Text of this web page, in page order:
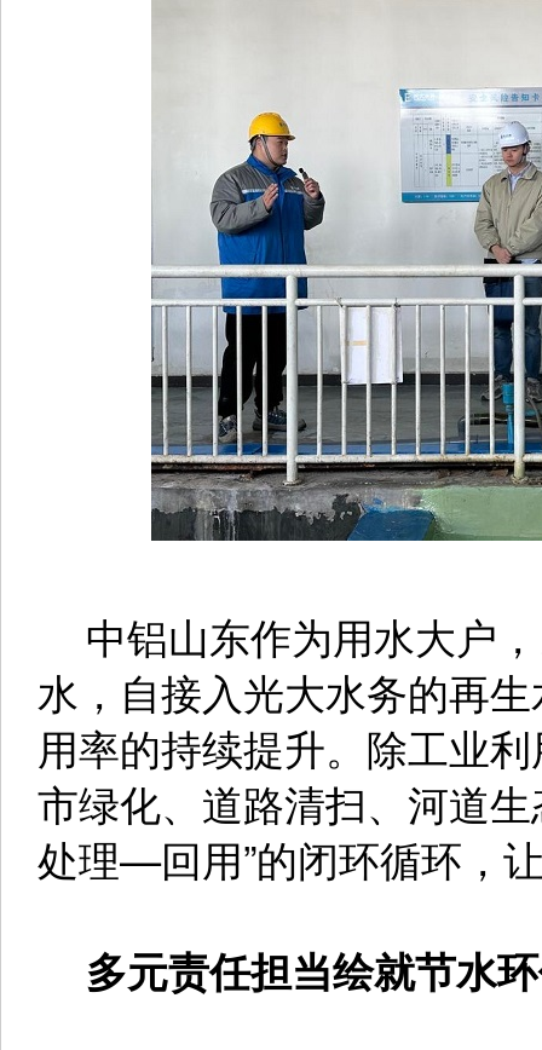
中铝山东作为用水大户
水，自接入光大水务的再
用率的持续提升。除工业
市绿化、道路清扫、河道
处理—回用”的闭环循环，
多元责任担当绘就节水